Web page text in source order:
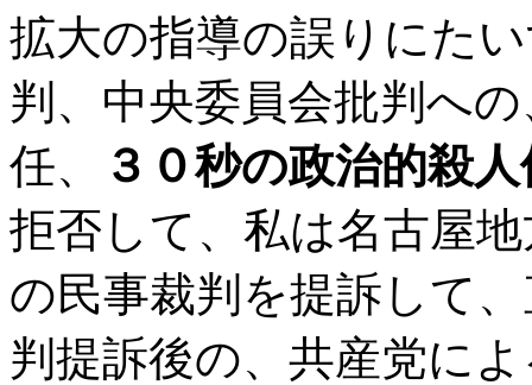
拡大の指導の誤りにた
判、中央委員会批判へ
任、
３０秒の政治的殺
拒否して、私は名古屋
の民事裁判を提訴して
判提訴後の、共産党に